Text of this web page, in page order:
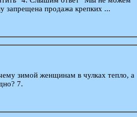
запрещена продажа крепких ...
зимой женщинам в чулках тепло, а
7.